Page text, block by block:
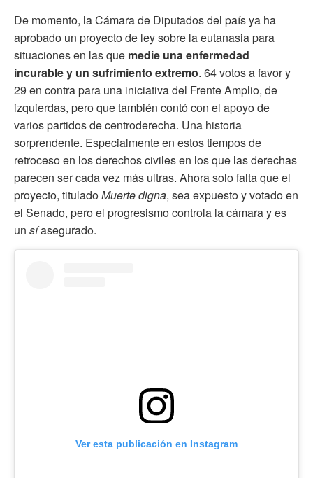
De momento, la Cámara de Diputados del país ya ha
aprobado un proyecto de ley sobre la eutanasia para
situaciones en las que medie una enfermedad
incurable y un sufrimiento extremo. 64 votos a favor y
29 en contra para una iniciativa del Frente Amplio, de
izquierdas, pero que también contó con el apoyo de
varios partidos de centroderecha. Una historia
sorprendente. Especialmente en estos tiempos de
retroceso en los derechos civiles en los que las derechas
parecen ser cada vez más ultras. Ahora solo falta que el
proyecto, tituladoMuerte digna, sea expuesto y votado en
el Senado, pero el progresismo controla la cámara y es
un síasegurado.
Ver esta publicación en Instagram